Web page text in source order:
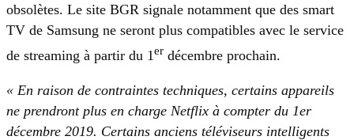
obsolètes. Le site BGR signale notamment que des smart
TV de Samsung ne seront plus compatibles avec le service
de streaming à partir du 1er décembre prochain.
« En raison de contraintes techniques, certains appareils
ne prendront plus en charge Netflix à compter du 1er
décembre 2019. Certains anciens téléviseurs intelligents